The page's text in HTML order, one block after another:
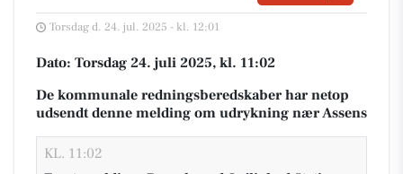
Torsdag d. 24. jul. 2025 - kl. 12:01
Dato: Torsdag 24. juli 2025, kl. 11:02
De kommunale redningsberedskaber har netop
udsendt denne melding om udrykning nær Assens
KL. 11:02